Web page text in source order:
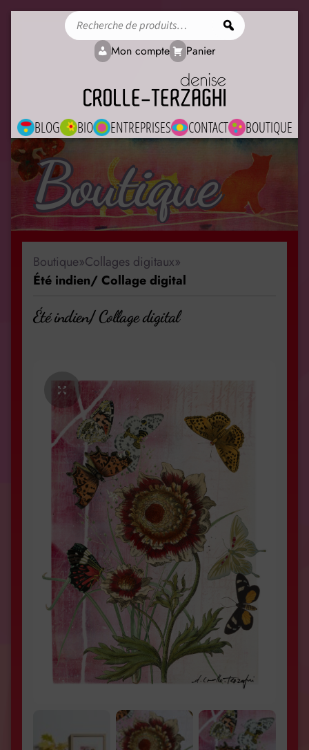
BLOG BIO ENTREPRISES CONTACT BOUTIQUE
Mon compte Panier
Boutique
Boutique»Collages digitaux»
Été indien/ Collage digital
Été indien/ Collage digital